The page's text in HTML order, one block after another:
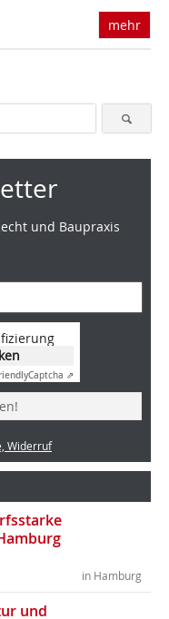
mehr
und Baupraxis
Captcha ⇗
Widerruf
in Hamburg
und